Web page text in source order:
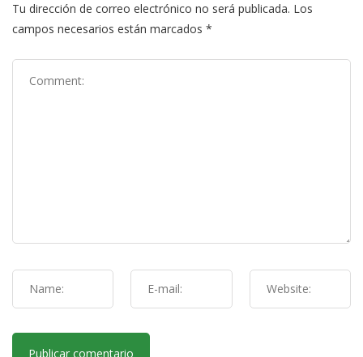
Tu dirección de correo electrónico no será publicada. Los
campos necesarios están marcados *